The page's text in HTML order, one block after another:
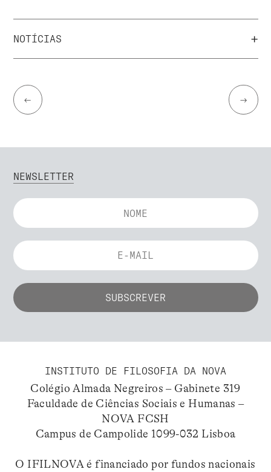
NOTÍCIAS +
← →
NEWSLETTER
INSTITUTO DE FILOSOFIA DA NOVA
Colégio Almada Negreiros – Gabinete 319
Faculdade de Ciências Sociais e Humanas –
NOVA FCSH
Campus de Campolide 1099-032 Lisboa
O IFILNOVA é financiado por fundos nacionais